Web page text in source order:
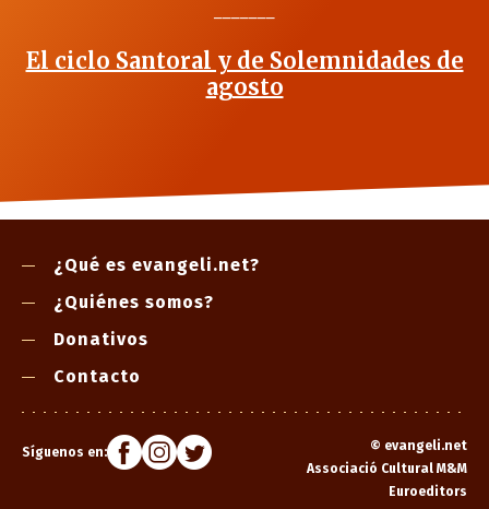
El ciclo Santoral y de Solemnidades de
agosto
¿Qué es evangeli.net?
¿Quiénes somos?
Donativos
Contacto
Síguenos en: © evangeli.net
Associació Cultural M&M
Euroeditors